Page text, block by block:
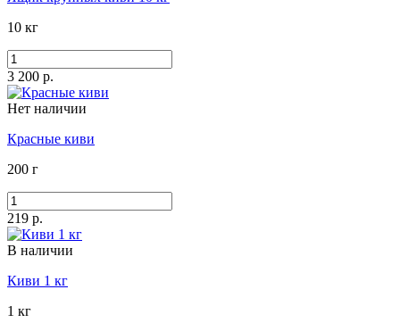
10 кг
3 200 р.
Нет наличии
Красные киви
200 г
219 р.
В наличии
Киви 1 кг
1 кг